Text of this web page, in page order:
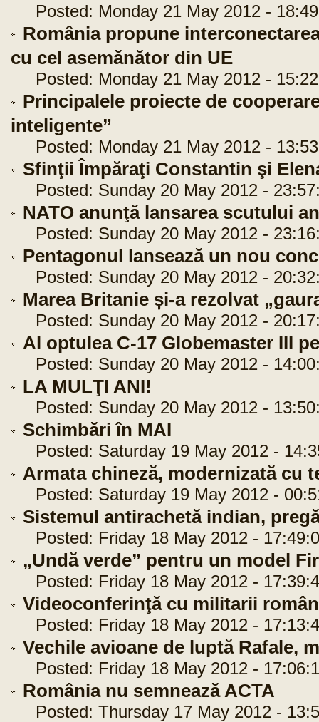
Posted: Monday 21 May 2012 -
România propune
cu cel asemănător din UE
Posted: Monday 21 May 2012 -
Principalele proiecte de
inteligente”
Posted: Monday 21 May 2012 -
Sfinţii Împăraţi Constantin şi
Posted: Sunday 20 May 2012 -
NATO anunţă lansarea scutului
Posted: Sunday 20 May 2012 -
Pentagonul lansează un nou
Posted: Sunday 20 May 2012 -
Marea Britanie și-a rezolvat
Posted: Sunday 20 May 2012 -
Al optulea C-17 Globemaster III
Posted: Sunday 20 May 2012 -
LA MULŢI ANI!
Posted: Sunday 20 May 2012 -
Schimbări în MAI
Posted: Saturday 19 May 2012 -
Armata chineză, modernizată cu
Posted: Saturday 19 May 2012 -
Sistemul antirachetă indian,
Posted: Friday 18 May 2012 -
„Undă verde” pentru un model
Posted: Friday 18 May 2012 -
Videoconferinţă cu militarii
Posted: Friday 18 May 2012 -
Vechile avioane de luptă Rafale,
Posted: Friday 18 May 2012 -
România nu semnează ACTA
Posted: Thursday 17 May 2012 -